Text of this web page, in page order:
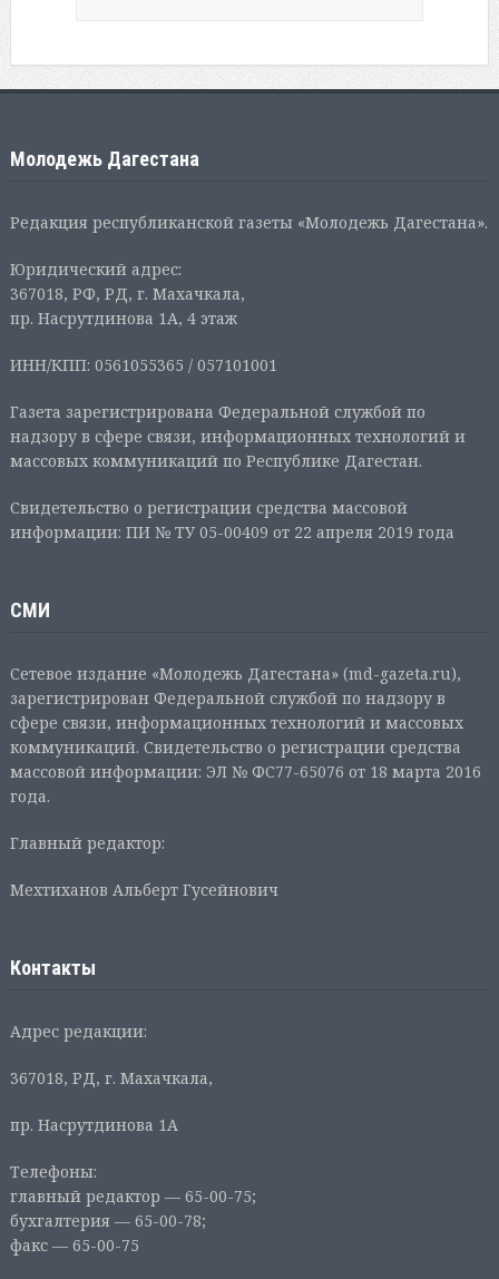
Молодежь Дагестана
Редакция республиканской газеты «Молодежь Дагестана».
Юридический адрес:
367018, РФ, РД, г. Махачкала,
пр. Насрутдинова 1А, 4 этаж
ИНН/КПП: 0561055365 / 057101001
Газета зарегистрирована Федеральной службой по
надзору в сфере связи, информационных технологий и
массовых коммуникаций по Республике Дагестан.
Свидетельство о регистрации средства массовой
информации: ПИ № ТУ 05-00409 от 22 апреля 2019 года
СМИ
Сетевое издание «Молодежь Дагестана» (md-gazeta.ru),
зарегистрирован Федеральной службой по надзору в
сфере связи, информационных технологий и массовых
коммуникаций. Свидетельство о регистрации средства
массовой информации: ЭЛ № ФС77-65076 от 18 марта 2016
года.
Главный редактор:
Мехтиханов Альберт Гусейнович
Контакты
Адрес редакции:
367018, РД, г. Махачкала,
пр. Насрутдинова 1А
Телефоны:
главный редактор — 65-00-75;
бухгалтерия — 65-00-78;
факс — 65-00-75